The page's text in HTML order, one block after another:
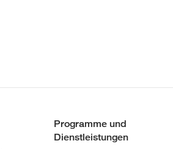
Programme und
Dienstleistungen